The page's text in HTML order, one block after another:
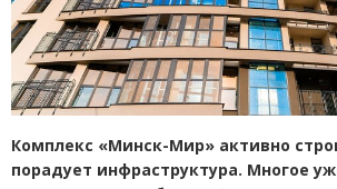
Комплекс «Минск-Мир» активно
порадует инфраструктура. Многое